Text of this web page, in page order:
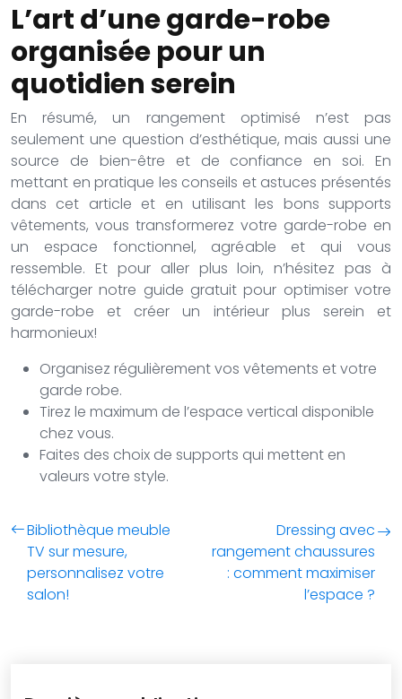
L’art d’une garde-robe
organisée pour un
quotidien serein
En résumé, un rangement optimisé n’est pas
seulement une question d’esthétique, mais aussi une
source de bien-être et de confiance en soi. En
mettant en pratique les conseils et astuces présentés
dans cet article et en utilisant les bons supports
vêtements, vous transformerez votre garde-robe en
un espace fonctionnel, agréable et qui vous
ressemble. Et pour aller plus loin, n’hésitez pas à
télécharger notre guide gratuit pour optimiser votre
garde-robe et créer un intérieur plus serein et
harmonieux!
Organisez régulièrement vos vêtements et votre
garde robe.
Tirez le maximum de l’espace vertical disponible
chez vous.
Faites des choix de supports qui mettent en
valeurs votre style.
Bibliothèque meuble
TV sur mesure,
personnalisez votre
salon!
Dressing avec
rangement chaussures
: comment maximiser
l’espace ?